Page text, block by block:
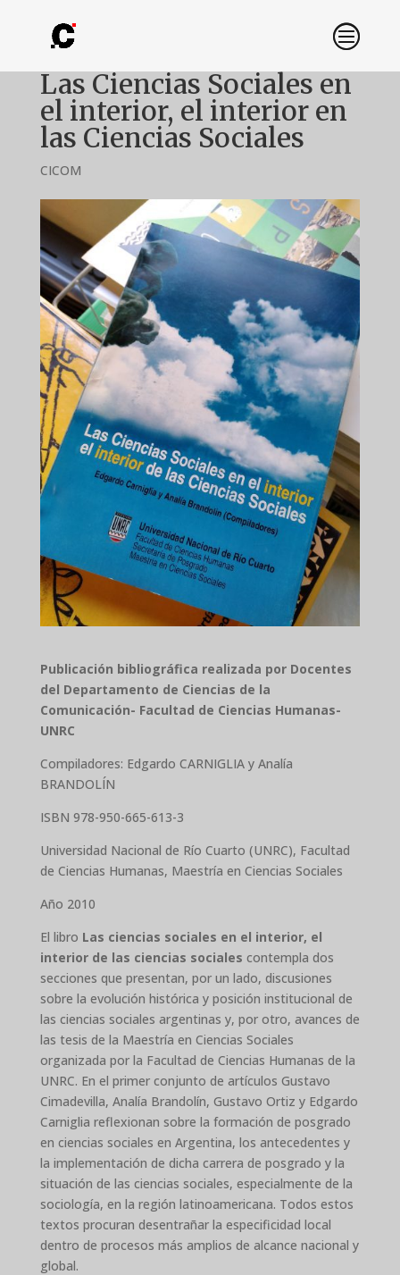
Las Ciencias Sociales en
el interior, el interior en
las Ciencias Sociales
CICOM
Publicación bibliográfica realizada por Docentes
del Departamento de Ciencias de la
Comunicación- Facultad de Ciencias Humanas-
UNRC
Compiladores: Edgardo CARNIGLIA y Analía
BRANDOLÍN
ISBN 978-950-665-613-3
Universidad Nacional de Río Cuarto (UNRC), Facultad
de Ciencias Humanas, Maestría en Ciencias Sociales
Año 2010
El libro Las ciencias sociales en el interior, el
interior de las ciencias sociales contempla dos
secciones que presentan, por un lado, discusiones
sobre la evolución histórica y posición institucional de
las ciencias sociales argentinas y, por otro, avances de
las tesis de la Maestría en Ciencias Sociales
organizada por la Facultad de Ciencias Humanas de la
UNRC. En el primer conjunto de artículos Gustavo
Cimadevilla, Analía Brandolín, Gustavo Ortiz y Edgardo
Carniglia reflexionan sobre la formación de posgrado
en ciencias sociales en Argentina, los antecedentes y
la implementación de dicha carrera de posgrado y la
situación de las ciencias sociales, especialmente de la
sociología, en la región latinoamericana. Todos estos
textos procuran desentrañar la especificidad local
dentro de procesos más amplios de alcance nacional y
global.